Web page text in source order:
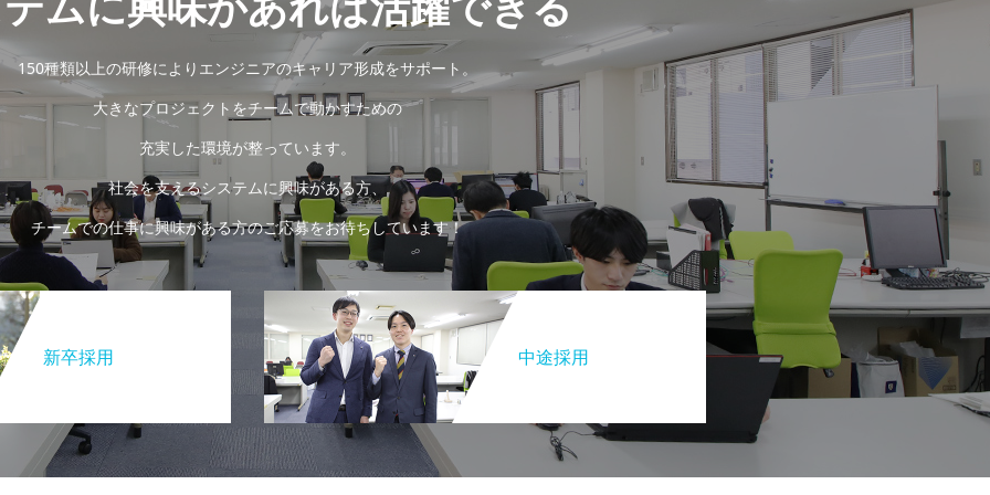
150種類以上の研修によりエンジニアのキャリア形成をサポート。
大きなプロジェクトをチームで動かすための
充実した環境が整っています。
社会を支えるシステムに興味がある方、
チームでの仕事に興味がある方のご応募をお待ちしています！
新卒採用 中途採用